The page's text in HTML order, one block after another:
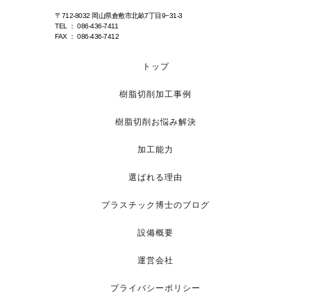
〒712-8032 岡山県倉敷市北畝7丁目9−31-3
TEL ： 086-436-7411
FAX ： 086-436-7412
トップ
樹脂切削加工事例
樹脂切削お悩み解決
加工能力
選ばれる理由
プラスチック博士のブログ
設備概要
運営会社
プライバシーポリシー